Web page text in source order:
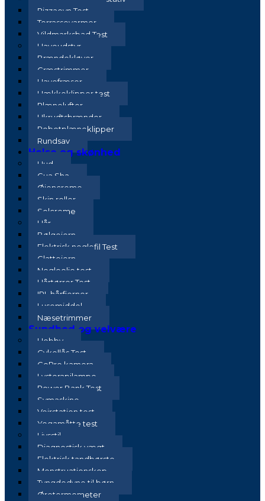
Pizzaovn Test
Terrassevarmer
Vildmarksbad Test
Haveudstyr
Brændekløver
Græstrimmer
Havefræser
Hækkeklipper test
Plænelufter
Ukrudtsbrænder
Robotplæneklipper
Rundsav
Helse og skønhed
Hud
Gua Sha
Øjencreme
Skin roller
Solcreme
Hår
Bølgejern
Elektrisk neglefil Test
Glattejern
Negleolie test
Hårtørrer Test
IPL hårfjerner
Lusemiddel
Næsetrimmer
Sundhed og velvære
Hobby
Cykellås Test
GoPro kamera
Lysterapilampe
Power Bank Test
Symaskine
Vejrstation test
Yogamåtte test
Livsstil
Diagnostisk vægt
Elektrisk tandbørste
Menstruationskop
Tyngdedyne til børn
Øretermometer